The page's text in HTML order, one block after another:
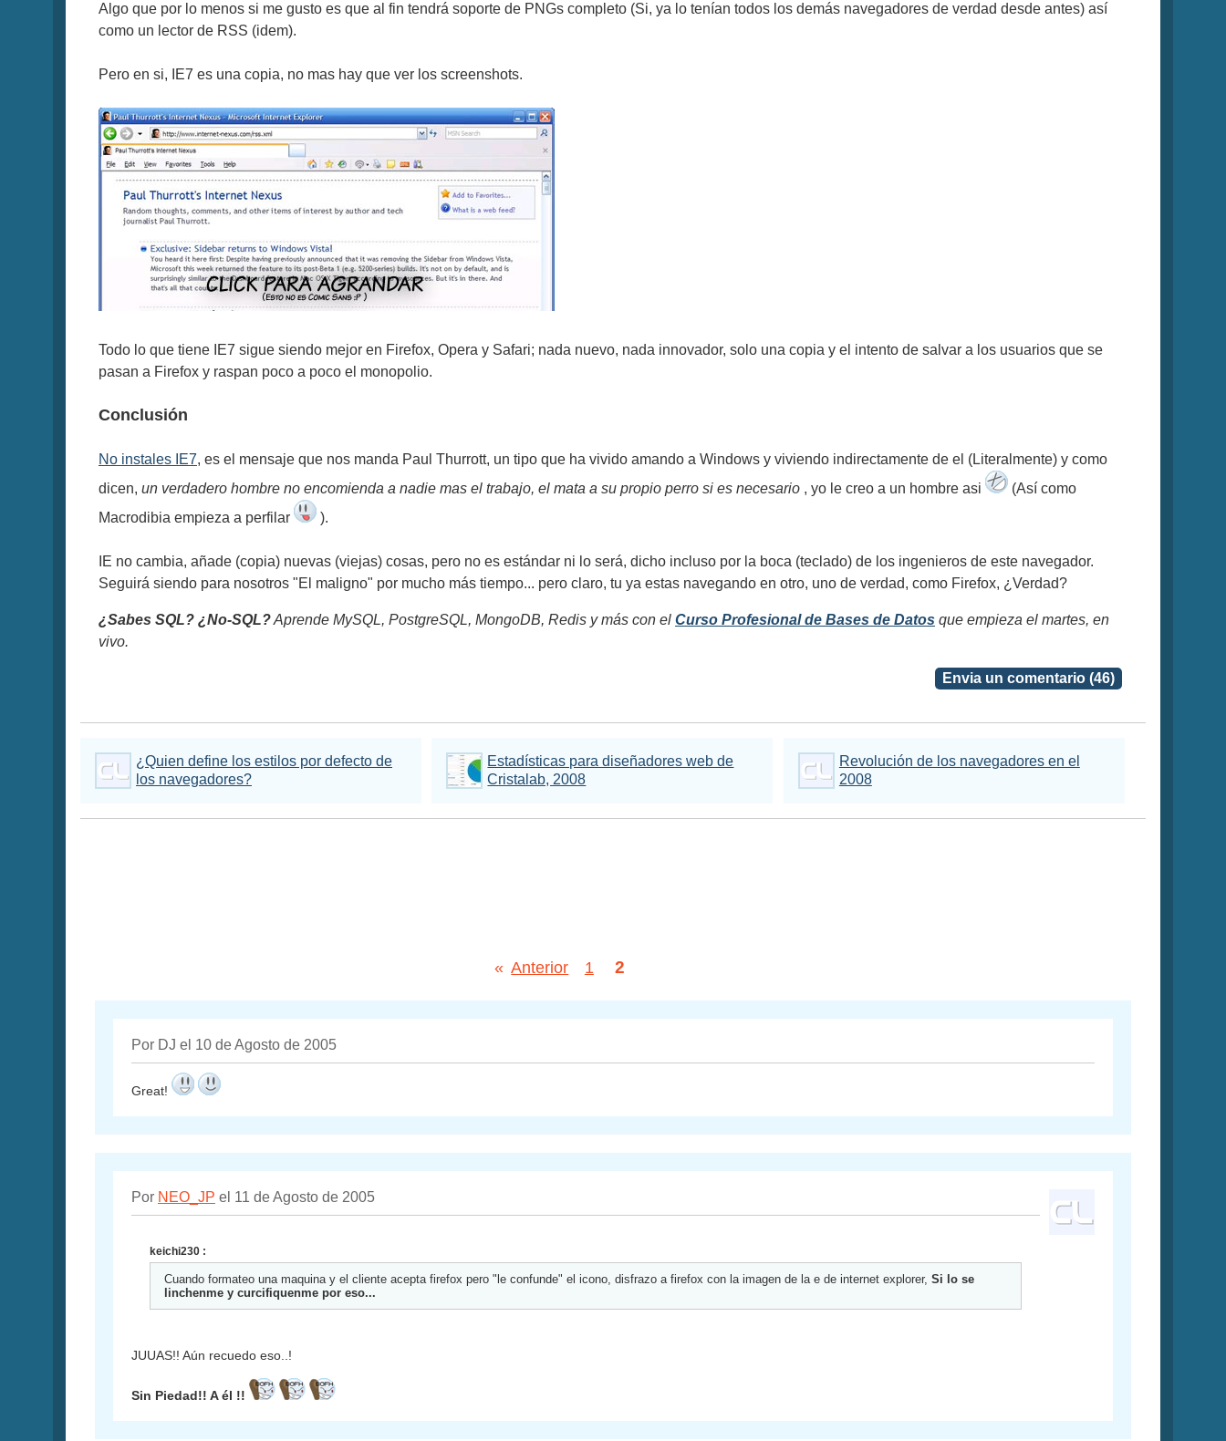
Algo que por lo menos si me gusto es que al fin tendrá soporte de PNGs completo (Si, ya lo tenían todos los demás navegadores de verdad desde antes) así
como un lector de RSS (idem).
Pero en si, IE7 es una copia, no mas hay que ver los screenshots.
Todo lo que tiene IE7 sigue siendo mejor en Firefox, Opera y Safari; nada nuevo, nada innovador, solo una copia y el intento de salvar a los usuarios que se
pasan a Firefox y raspan poco a poco el monopolio.
Conclusión
No instales IE7, es el mensaje que nos manda Paul Thurrott, un tipo que ha vivido amando a Windows y viviendo indirectamente de el (Literalmente) y como
dicen, un verdadero hombre no encomienda a nadie mas el trabajo, el mata a su propio perro si es necesario , yo le creo a un hombre asi
(Así como
Macrodibia empieza a perfilar
).
IE no cambia, añade (copia) nuevas (viejas) cosas, pero no es estándar ni lo será, dicho incluso por la boca (teclado) de los ingenieros de este navegador.
Seguirá siendo para nosotros "El maligno" por mucho más tiempo... pero claro, tu ya estas navegando en otro, uno de verdad, como Firefox, ¿Verdad?
¿Sabes SQL? ¿No-SQL?Aprende MySQL, PostgreSQL, MongoDB, Redis y más con el Curso Profesional de Bases de Datos que empieza el martes, en
vivo.
Envia un comentario (46)
¿Quien define los estilos por defecto de
los navegadores?
Estadísticas para diseñadores web de
Cristalab, 2008
Revolución de los navegadores en el
2008
« Anterior 1 2
Por DJ el 10 de Agosto de 2005
Great!
Por NEO_JP el 11 de Agosto de 2005
keichi230 :
Cuando formateo una maquina y el cliente acepta firefox pero "le confunde" el icono, disfrazo a firefox con la imagen de la e de internet explorer, Si lo se
linchenme y curcifiquenme por eso...
JUUAS!! Aún recuedo eso..!
Sin Piedad!! A él !!